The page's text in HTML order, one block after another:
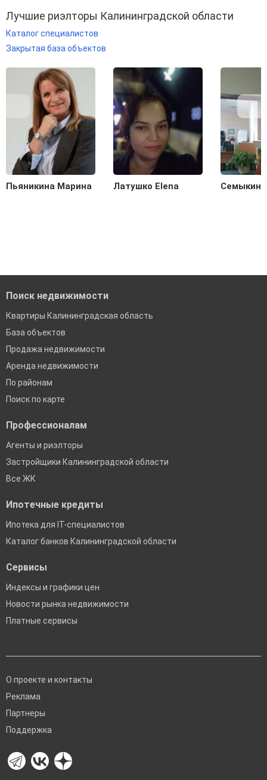
Лучшие риэлторы Калининградской области
Каталог специалистов
Закрытая база объектов
Пьяникина Марина Латушко Elena
Поиск недвижимости
Квартиры Калининградская область
База объектов
Продажа недвижимости
Аренда недвижимости
По районам
Поиск по карте
Профессионалам
Агенты и риэлторы
Застройщики Калининградской области
Все ЖК
Ипотечные кредиты
Ипотека для IT-специалистов
Каталог банков Калининградской области
Сервисы
Индексы и графики цен
Новости рынка недвижимости
Платные сервисы
О проекте и контакты
Реклама
Партнеры
Поддержка